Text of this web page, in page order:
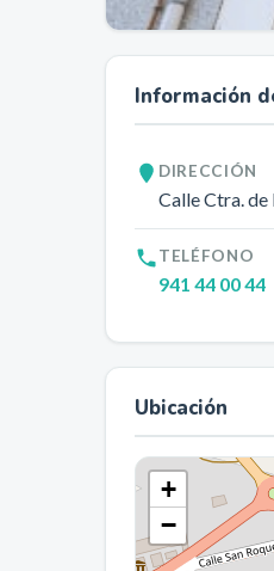
Información
DIRECCIÓN
Calle Ctra. de
TELÉFONO
941 44 00 44
Ubicación
+
−